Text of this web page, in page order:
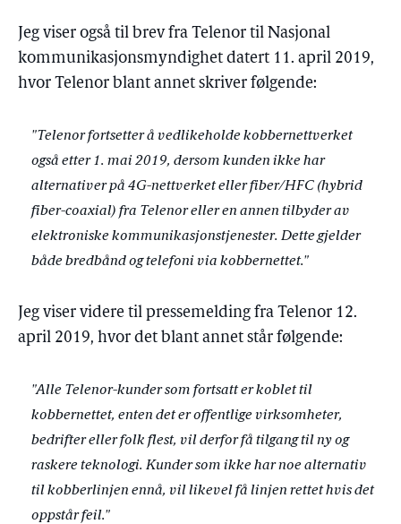
Jeg viser også til brev fra Telenor til Nasjonal
kommunikasjonsmyndighet datert 11. april 2019,
hvor Telenor blant annet skriver følgende:
"Telenor fortsetter å vedlikeholde kobbernettverket
også etter 1. mai 2019, dersom kunden ikke har
alternativer på 4G-nettverket eller fiber/HFC (hybrid
fiber-coaxial) fra Telenor eller en annen tilbyder av
elektroniske kommunikasjonstjenester. Dette gjelder
både bredbånd og telefoni via kobbernettet."
Jeg viser videre til pressemelding fra Telenor 12.
april 2019, hvor det blant annet står følgende:
"Alle Telenor-kunder som fortsatt er koblet til
kobbernettet, enten det er offentlige virksomheter,
bedrifter eller folk flest, vil derfor få tilgang til ny og
raskere teknologi. Kunder som ikke har noe alternativ
til kobberlinjen ennå, vil likevel få linjen rettet hvis det
oppstår feil."